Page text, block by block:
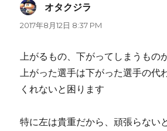
オタクジラ
り:
2017年8月12日 8:37 PM
上がるもの、下がってしまうもの
上がった選手は下がった選手の代
くれないと困ります
特に左は貴重だから、頑張らない